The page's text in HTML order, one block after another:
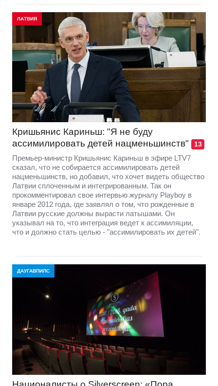
ЛАТВИЯ
Кришьянис Кариньш: "Я не буду
ассимилировать детей нацменьшинств"
13
Премьер-министр Кришьянис Кариньш в эфире LTV7
сказал, что не собирается ассимилировать детей
нацменьшинств, но добавил, что хочет видеть общество
Латвии сплоченным и интегрированным. Так он
прокомментировал свое интервью журналу Playboy в
январе 2012 года, где заявлял о том, что рожденные в
Латвии русские должны вырасти латышами. Он
указывал на то, что интеграция ведет к ассимиляции,
что и должно стать целью - "ассимилировать их детей".
ДАУГАВПИЛС